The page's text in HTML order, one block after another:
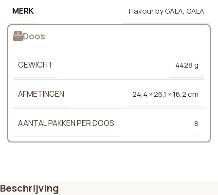
MERK Flavour by GALA, GALA
Doos
GEWICHT 4428 g
AFMETINGEN 24,4 × 26,1 × 16,2 cm
AANTAL PAKKEN PER DOOS 8
Beschrijving